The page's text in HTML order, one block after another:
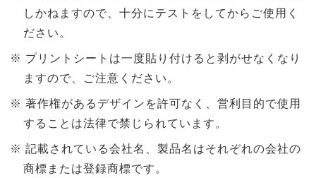
しかねますので、十分にテストをしてからご使用く
ださい。
プリントシートは一度貼り付けると剥がせなくなり
ますので、ご注意ください。
著作権があるデザインを許可なく、営利目的で使用
することは法律で禁じられています。
記載されている会社名、製品名はそれぞれの会社の
商標または登録商標です。